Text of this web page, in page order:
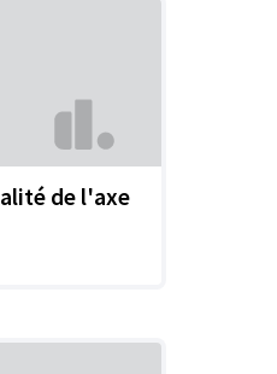
de l'axe